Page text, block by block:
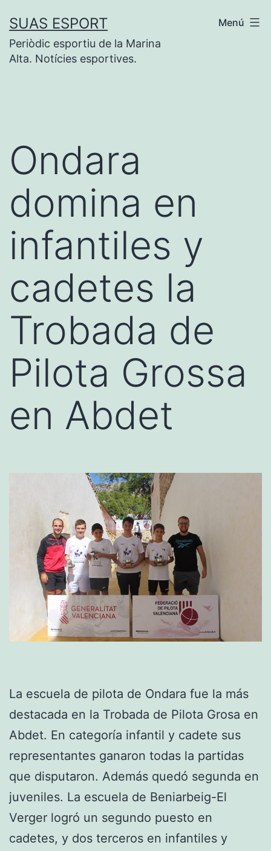
contenido
SUAS ESPORT
Periòdic esportiu de la Marina
Alta. Notícies esportives.
Menú
Ondara
domina en
infantiles y
cadetes la
Trobada de
Pilota Grossa
en Abdet
La escuela de pilota de Ondara fue la más
destacada en la Trobada de Pilota Grosa en
Abdet. En categoría infantil y cadete sus
representantes ganaron todas la partidas
que disputaron. Además quedó segunda en
juveniles. La escuela de Beniarbeig-El
Verger logró un segundo puesto en
cadetes, y dos terceros en infantiles y